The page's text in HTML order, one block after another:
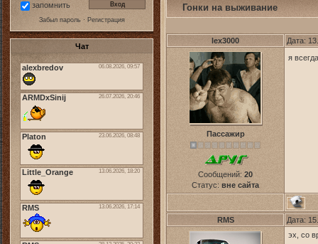
запомнить
Забыл пароль· Регистрация
Чат
Гонки на выживание
lex3000 Дата:
Пассажир
Сообщений: 20
Статус: вне сайта
я
RMS Дата:
эх, со